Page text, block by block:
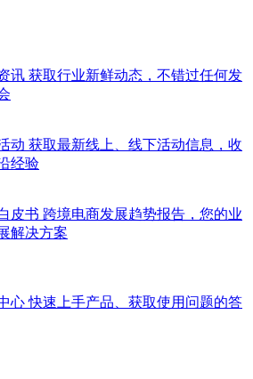
讯 获取行业新鲜动态，不错过任何发
动 获取最新线上、线下活动信息，收
经验
皮书 跨境电商发展趋势报告，您的业
解决方案
心快速上手产品、获取使用问题的答